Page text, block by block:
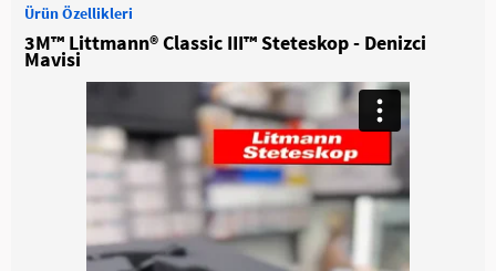
Ürün Özellikleri
3M™ Littmann® Classic III™ Steteskop - Denizci
Mavisi